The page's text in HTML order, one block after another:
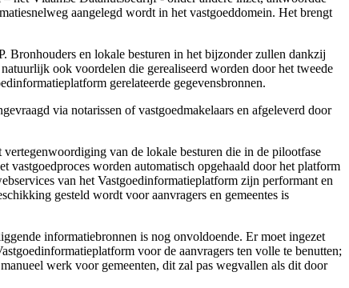
aangelegd wordt in het vastgoeddomein. Het brengt
en lokale besturen in het bijzonder zullen dankzij
ook voordelen die gerealiseerd worden door het tweede
gerelateerde gegevensbronnen.
via notarissen of vastgoedmakelaars en afgeleverd door
van de lokale besturen die in de pilootfase
worden automatisch opgehaald door het platform
van het Vastgoedinformatieplatform zijn performant en
gesteld wordt voor aanvragers en gemeentes is
informatiebronnen is nog onvoldoende. Er moet ingezet
voor de aanvragers ten volle te benutten;
werk voor gemeenten, dit zal pas wegvallen als dit door